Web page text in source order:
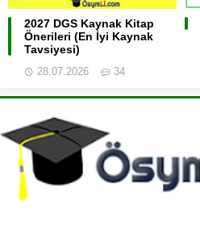
2027 DGS Kaynak Kitap
Önerileri (En İyi Kaynak
Tavsiyesi)
28.07.2026 34